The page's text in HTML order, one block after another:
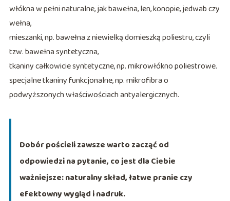
włókna w pełni naturalne, jak bawełna, len, konopie, jedwab czy
wełna,
mieszanki, np. bawełna z niewielką domieszką poliestru, czyli
tzw. bawełna syntetyczna,
tkaniny całkowicie syntetyczne, np. mikrowłókno poliestrowe.
specjalne tkaniny funkcjonalne, np. mikrofibra o
podwyższonych właściwościach antyalergicznych.
Dobór pościeli zawsze warto zacząć od
odpowiedzi na pytanie, co jest dla Ciebie
ważniejsze: naturalny skład, łatwe pranie czy
efektowny wygląd i nadruk.